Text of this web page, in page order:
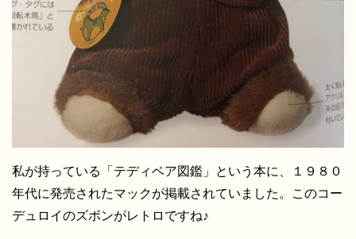
私が持っている「テディベア図鑑」という本に、１９８０
年代に発売されたマックが掲載されていました。このコー
デュロイのズボンがレトロですね♪